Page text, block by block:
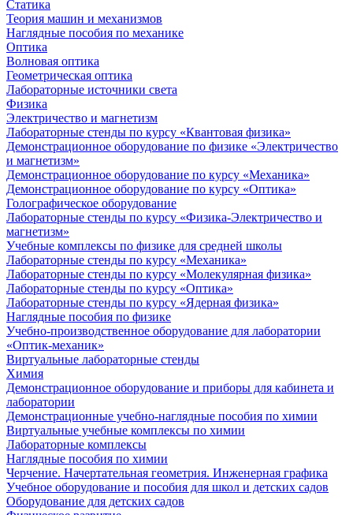
Статика
Теория машин и механизмов
Наглядные пособия по механике
Оптика
Волновая оптика
Геометрическая оптика
Лабораторные источники света
Физика
Электричество и магнетизм
Лабораторные стенды по курсу «Квантовая физика»
Демонстрационное оборудование по физике «Электричество
и магнетизм»
Демонстрационное оборудование по курсу «Механика»
Демонстрационное оборудование по курсу «Оптика»
Голографическое оборудование
Лабораторные стенды по курсу «Физика-Электричество и
магнетизм»
Учебные комплексы по физике для средней школы
Лабораторные стенды по курсу «Механика»
Лабораторные стенды по курсу «Молекулярная физика»
Лабораторные стенды по курсу «Оптика»
Лабораторные стенды по курсу «Ядерная физика»
Наглядные пособия по физике
Учебно-производственное оборудование для лаборатории
«Оптик-механик»
Виртуальные лабораторные стенды
Химия
Демонстрационное оборудование и приборы для кабинета и
лаборатории
Демонстрационные учебно-наглядные пособия по химии
Виртуальные учебные комплексы по химии
Лабораторные комплексы
Наглядные пособия по химии
Черчение. Начертательная геометрия. Инженерная графика
Учебное оборудование и пособия для школ и детских садов
Оборудование для детских садов